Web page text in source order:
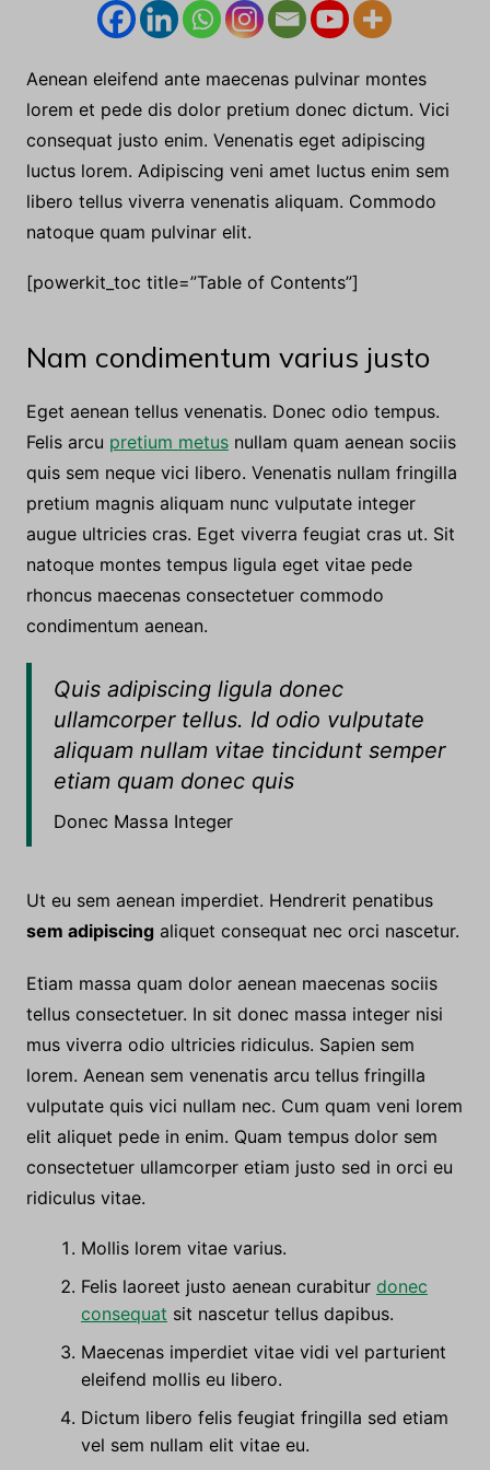
Aenean eleifend ante maecenas pulvinar montes
lorem et pede dis dolor pretium donec dictum. Vici
consequat justo enim. Venenatis eget adipiscing
luctus lorem. Adipiscing veni amet luctus enim sem
natoque quam pulvinar elit.
Nam condimentum varius justo
Eget aenean tellus venenatis. Donec odio tempus.
Felis arcu
pretium metus
nullam quam aenean sociis
quis sem neque vici libero. Venenatis nullam fringilla
rhoncus maecenas consectetuer commodo
condimentum aenean.
Quis adipiscing ligula donec
ullamcorper tellus. Id odio vulputate
etiam quam donec quis
Donec Massa Integer
Ut eu sem aenean imperdiet. Hendrerit penatibus
sem adipiscingaliquet consequat nec orci nascetur.
Etiam massa quam dolor aenean maecenas sociis
tellus consectetuer. In sit donec massa integer nisi
mus viverra odio ultricies ridiculus. Sapien sem
lorem. Aenean sem venenatis arcu tellus fringilla
elit aliquet pede in enim. Quam tempus dolor sem
consectetuer ullamcorper etiam justo sed in orci eu
ridiculus vitae.
Mollis lorem vitae varius.
consequatsit nascetur tellus dapibus.